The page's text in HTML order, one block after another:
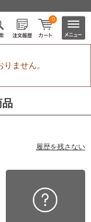
0
ません。
品
履歴を残さない